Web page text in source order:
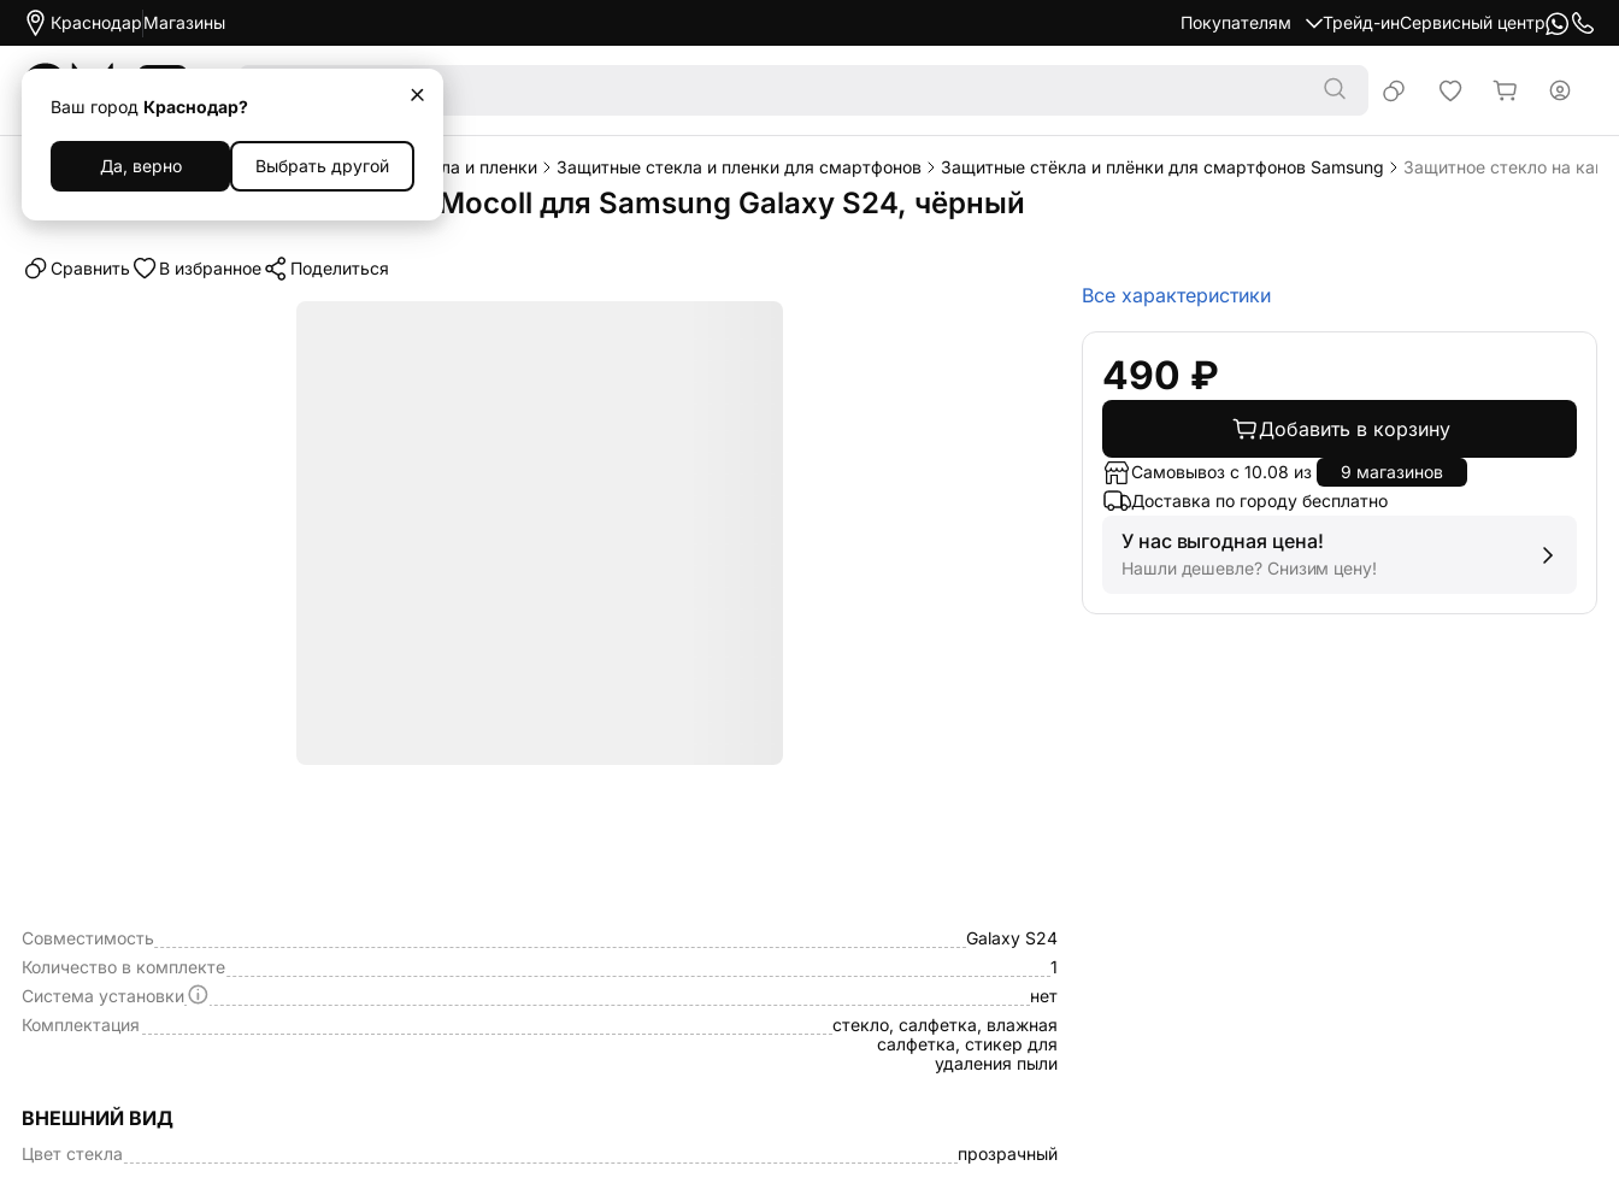
Краснодар
Ваш город Краснодар?
Да, верно Выбрать другой
Магазины Покупателям Трейд-инСервисный центр
Каталог Аксессуары Защитные стекла и пленки Защитные стекла и пленки для смартфонов Защитные стёкла и плёнки для смартфонов Samsung Защитное стекло на
Защитное стекло на камеру Mocoll для Samsung Galaxy S24, чёрный
Cравнить В избранное Поделиться
Совместимость
Galaxy S24
Количество в комплекте
1
Система установки
нет
Комплектация
стекло, салфетка, влажная
салфетка, стикер для
удаления пыли
ВНЕШНИЙ ВИД
Цвет стекла прозрачный
490 ₽
Добавить в корзину
Самовывоз с 10.08 из
9 магазинов
Доставка по городу бесплатно
У нас выгодная цена!
Нашли дешевле? Снизим цену!